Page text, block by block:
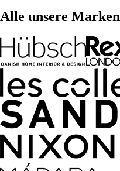
Alle unsere Marken